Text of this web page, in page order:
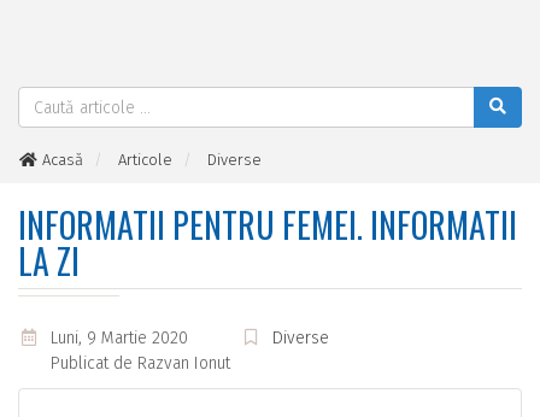
Acasă Articole
Diverse
INFORMATII PENTRU FEMEI. INFORMATII
LA ZI
Luni, 9 Martie 2020
Diverse
Publicat de Razvan Ionut